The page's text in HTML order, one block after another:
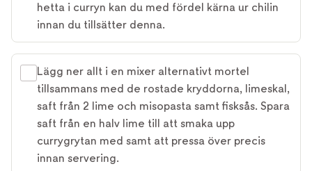
hetta i curryn kan du med fördel kärna ur chilin
innan du tillsätter denna.
Lägg ner allt i en mixer alternativt mortel
tillsammans med de rostade kryddorna, limeskal,
saft från 2 lime och misopasta samt fisksås. Spara
saft från en halv lime till att smaka upp
currygrytan med samt att pressa över precis
innan servering.